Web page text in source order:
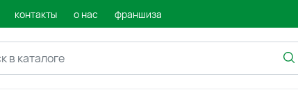
контакты о нас франшиза